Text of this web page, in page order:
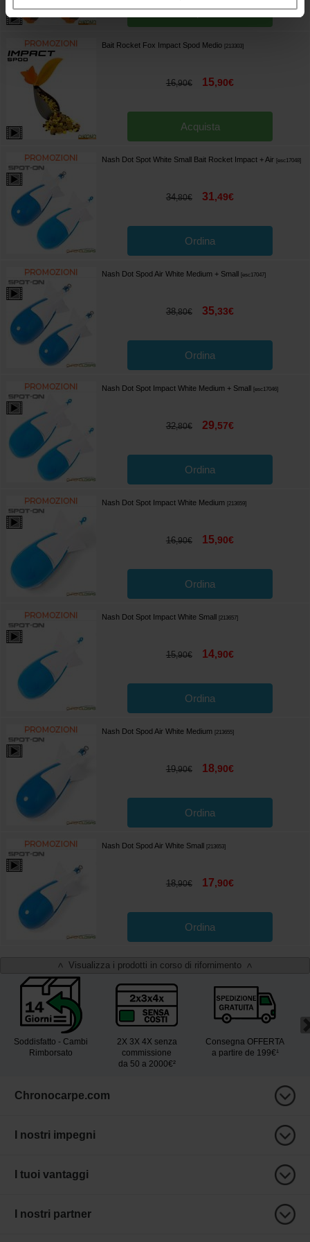
Acquista
Bait Rocket Fox Impact Spod Medio [213303]
16,90€ 15,90€
Acquista
Nash Dot Spot White Small Bait Rocket Impact + Air [esc17048]
34,80€ 31,49€
Ordina
Nash Dot Spod Air White Medium + Small [esc17047]
38,80€ 35,33€
Ordina
Nash Dot Spot Impact White Medium + Small [esc17046]
32,80€ 29,57€
Ordina
Nash Dot Spot Impact White Medium [213659]
16,90€ 15,90€
Ordina
Nash Dot Spot Impact White Small [213657]
15,90€ 14,90€
Ordina
Nash Dot Spod Air White Medium [213655]
19,90€ 18,90€
Ordina
Nash Dot Spod Air White Small [213653]
18,90€ 17,90€
Ordina
< Visualizza i prodotti in corso di rifornimento >
Soddisfatto - Cambi
Rimborsato
2X 3X 4X senza
commissione
da 50 a 2000€²
Consegna OFFERTA
a partire de 199€¹
Chronocarpe.com
I nostri impegni
I tuoi vantaggi
I nostri partner